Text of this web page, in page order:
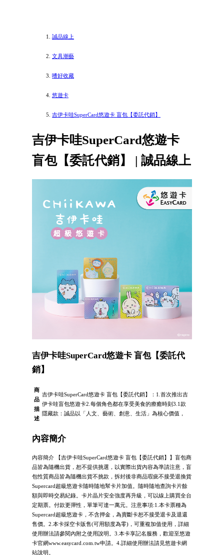
誠品線上
文具潮藝
嗜好收藏
悠遊卡
吉伊卡哇SuperCard悠遊卡 盲包【委託代銷】
吉伊卡哇SuperCard悠遊卡
盲包【委託代銷】 | 誠品線上
吉伊卡哇SuperCard悠遊卡 盲包【委託代
銷】
商
品
描
述
吉伊卡哇SuperCard悠遊卡 盲包【委託代銷】：1.首次推出吉
伊卡哇盲包悠遊卡2.每個角色都在享受美食的療癒時刻3.1款
隱藏款：誠品以「人文、藝術、創意、生活」為核心價值，
內容簡介
內容簡介 【吉伊卡哇SuperCard悠遊卡 盲包【委託代銷】】盲包商
品皆為隨機出貨，恕不提供挑選，以實際出貨內容為準請注意，盲
包性質商品皆為隨機出貨不挑款，拆封後非商品瑕疵不接受退換貨
Supercard超級悠遊卡隨時隨地幫卡片加值。隨時隨地查詢卡片餘
額與即時交易紀錄。卡片晶片安全強度再升級，可以線上購買全台
定期票。付款更彈性，單筆可達一萬元。注意事項:1.本卡票種為
Supercard超級悠遊卡，不含押金，為賣斷卡恕不接受退卡及退還
售價。2.本卡採空卡販售(可用額度為零)，可重複加值使用，詳細
使用辦法請參閱內附之使用說明。3.本卡享記名服務，歡迎至悠遊
卡官網www.easycard.com.tw申請。4.詳細使用辦法請見悠遊卡網
站說明。